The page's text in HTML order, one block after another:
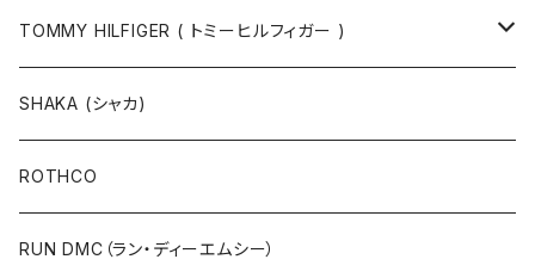
半袖Tシャツ
長袖Tシャツ
キャップ
ニットキャップ / ビーニー
シャツ
帽子
ニットキャップ / ビーニー
キャップ
マフラー / ストール
シューズ
TOMMY HILFIGER ( トミーヒルフィガー )
ジャケット
SHAKA (シャカ)
ROTHCO
RUN DMC（ラン・ディーエムシー）